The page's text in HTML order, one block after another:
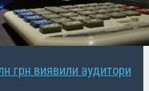
грн виявили аудитори